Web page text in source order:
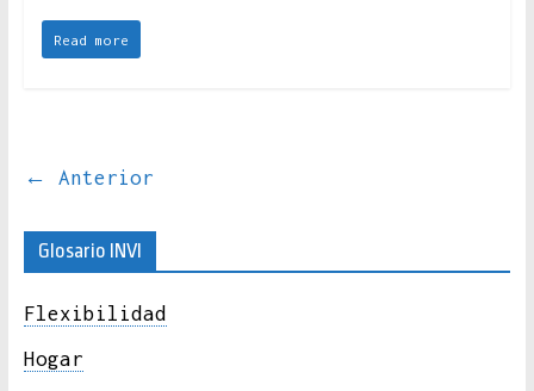
Read more
← Anterior
Glosario INVI
Flexibilidad
Hogar